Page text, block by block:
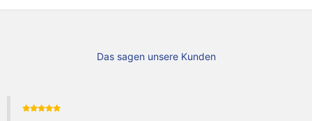
Das sagen unsere Kunden